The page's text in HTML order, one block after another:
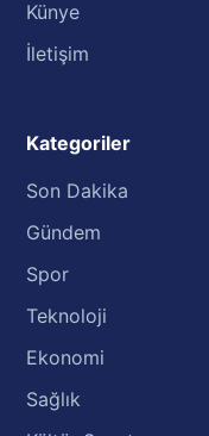
Künye
İletişim
Kategoriler
Son Dakika
Gündem
Spor
Teknoloji
Ekonomi
Sağlık